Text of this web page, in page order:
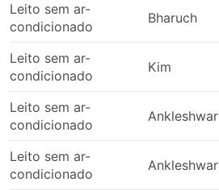
Leito sem ar-
condicionado
Bharuch
Leito sem ar-
condicionado
Kim
Leito sem ar-
condicionado
Ankleshwar
Leito sem ar-
condicionado
Ankleshwar